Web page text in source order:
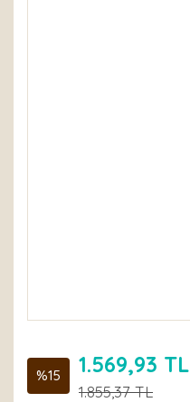
%15 1.569,93 TL
1.855,37 TL